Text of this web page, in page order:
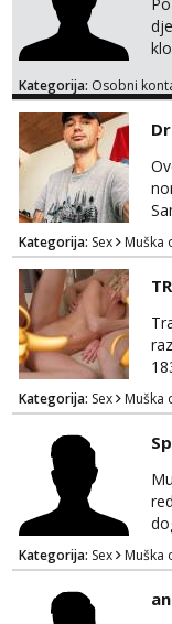
Kategorija: Osobni
Kategorija: Sex Muška
Kategorija: Sex Muška
Kategorija: Sex Muška